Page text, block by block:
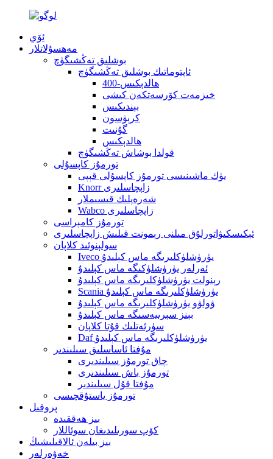
ئۆي
مەھسۇلاتلار
بوشلىق تەڭشىگۈچ
ئاپتوماتىك بوشلىق تەڭشىگۈچ
400-ھالدېكىس
خىزمەت كۆرسەتكەن كىشى
بېندىكىس
كرېۋسون
گۇنىت
ھالدېكىس
قولدا بوشاش تەڭشىگۈچ
تورمۇز كاپسۇلى
يۈك ماشىنىسى تورمۇز كاپسۇلى قېپى
Knorr زاپچاسلىرى
شەرەپلىك قىسىملار
Wabco زاپچاسلىرى
تورمۇز كامېراسى
ئېكىسكىۋاتورلۇق مىلنى رېمونت قىلىش زاپچاسلىرى
سولېنوئىد كلاپان
Iveco يۈرۈشلۈكلىرىگە ماس كېلىدۇ
ئەرلەر يۈرۈشلۈكىگە ماس كېلىدۇ
رېنولت يۈرۈشلۈكلىرىگە ماس كېلىدۇ
Scania يۈرۈشلۈكلىرىگە ماس كېلىدۇ
ۋولۋو يۈرۈشلۈكلىرىگە ماس كېلىدۇ
بېنز سېرىيەسىگە ماس كېلىدۇ
سۈرئەتلىك قۇتا كلاپان
Daf يۈرۈشلۈكلىرىگە ماس كېلىدۇ
مۇفتا ئاساسلىق سىلىندىر
چاق تورمۇز سىلىندىرى
تورمۇز باش سىلىندىرى
مۇفتا قۇل سىلىندىر
تورمۇز ياستۇقچىسى
پروفىل
بىز ھەققىدە
كۆپ سورىلىدىغان سوئاللار
بىز بىلەن ئالاقىلىشىڭ
خەۋەرلەر